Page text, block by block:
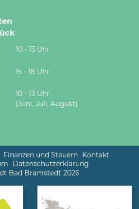
10 - 13 Uhr
15 - 18 Uhr
10 - 13 Uhr
(Juni, Juli, August)
Finanzen und Steuern Kontakt
Datenschutzerklärung
Bad Bramstedt 2026